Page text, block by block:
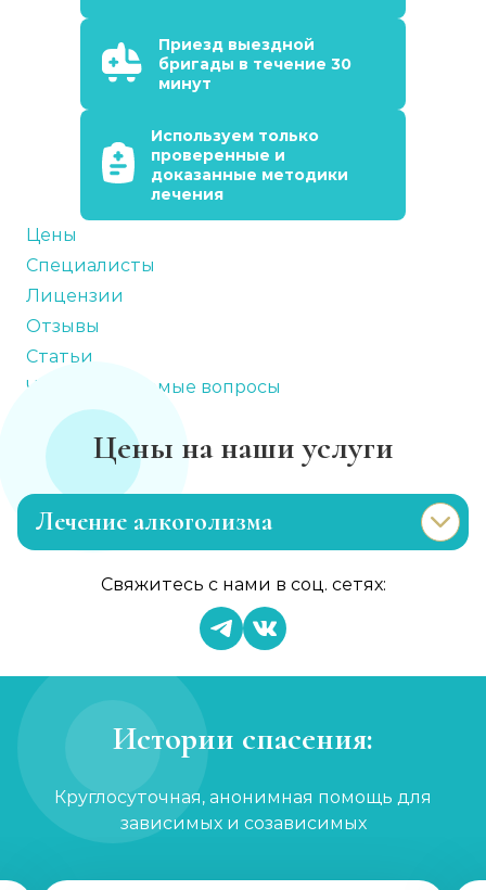
Приезд выездной
бригады в течение 30
минут
Используем только
проверенные и
доказанные методики
лечения
Цены
Специалисты
Лицензии
Отзывы
Статьи
Часто задаваемые вопросы
Цены на наши услуги
Лечение алкоголизма
от 2 150 ₽ Записаться
Свяжитесь с нами в соц. сетях:
Истории спасения:
Круглосуточная, анонимная помощь для
зависимых и созависимых